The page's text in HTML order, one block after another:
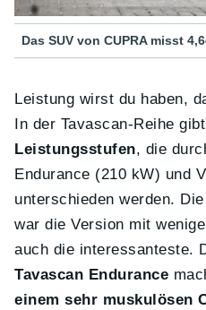
Das SUV von CUPRA misst
Leistung wirst du haben,
In der Tavascan-Reihe
Leistungsstufen, die
Endurance (210 kW) und
unterschieden werden.
war die Version mit
auch die interessanteste.
Tavascan Endurance
einem sehr muskulösen